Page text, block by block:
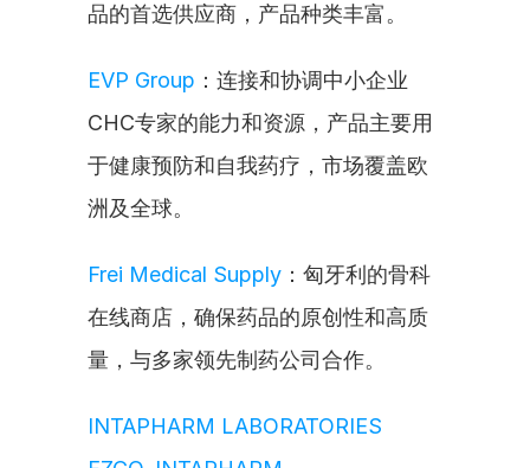
品的首选供应商，产品种类丰富。
EVP Group ：连接和协调中小企业
CHC专家的能力和资源，产品主要用
于健康预防和自我药疗，市场覆盖欧
洲及全球。
Frei Medical Supply ：匈牙利的骨科
在线商店，确保药品的原创性和高质
量，与多家领先制药公司合作。
INTAPHARM LABORATORIES